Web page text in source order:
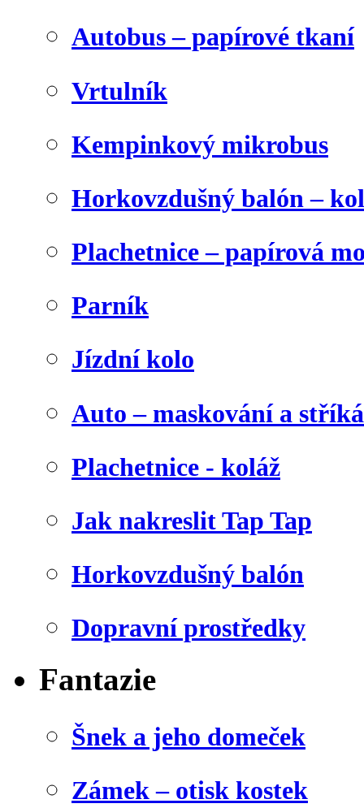
Autobus – papírové tkaní
Vrtulník
Kempinkový mikrobus
Horkovzdušný balón –
Plachetnice – papírová
Parník
Jízdní kolo
Auto – maskování a
Plachetnice - koláž
Jak nakreslit Tap Tap
Horkovzdušný balón
Dopravní prostředky
Fantazie
Šnek a jeho domeček
Zámek – otisk kostek